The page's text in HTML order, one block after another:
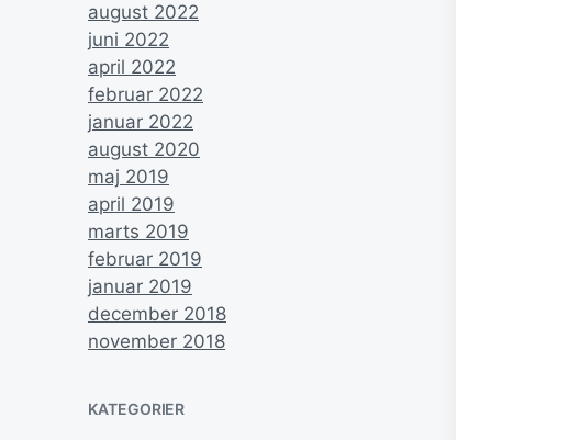
august 2022
juni 2022
april 2022
februar 2022
januar 2022
august 2020
maj 2019
april 2019
marts 2019
februar 2019
januar 2019
december 2018
november 2018
KATEGORIER